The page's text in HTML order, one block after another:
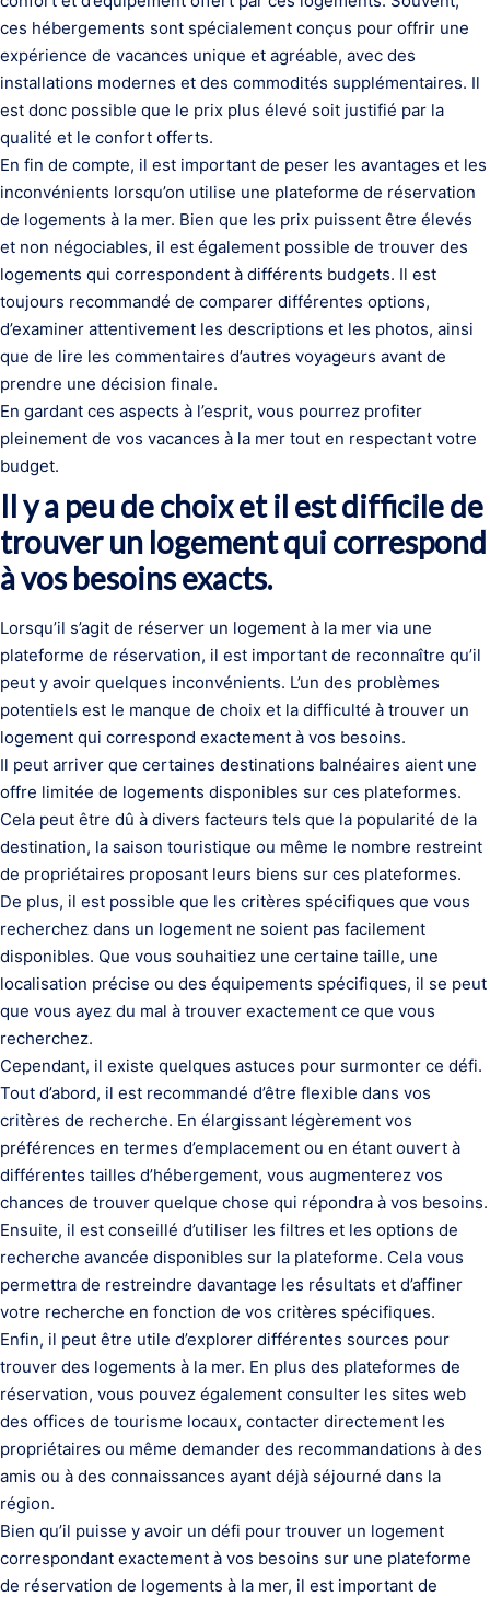
ces hébergements sont spécialement conçus pour offrir une
expérience de vacances unique et agréable, avec des
installations modernes et des commodités supplémentaires. Il
est donc possible que le prix plus élevé soit justifié par la
qualité et le confort offerts.
En fin de compte, il est important de peser les avantages et les
inconvénients lorsqu’on utilise une plateforme de réservation
de logements à la mer. Bien que les prix puissent être élevés
et non négociables, il est également possible de trouver des
logements qui correspondent à différents budgets. Il est
toujours recommandé de comparer différentes options,
d’examiner attentivement les descriptions et les photos, ainsi
que de lire les commentaires d’autres voyageurs avant de
prendre une décision finale.
En gardant ces aspects à l’esprit, vous pourrez profiter
pleinement de vos vacances à la mer tout en respectant votre
budget.
Il y a peu de choix et il est difficile de
trouver un logement qui correspond
à vos besoins exacts.
Lorsqu’il s’agit de réserver un logement à la mer via une
plateforme de réservation, il est important de reconnaître qu’il
peut y avoir quelques inconvénients. L’un des problèmes
potentiels est le manque de choix et la difficulté à trouver un
logement qui correspond exactement à vos besoins.
Il peut arriver que certaines destinations balnéaires aient une
offre limitée de logements disponibles sur ces plateformes.
Cela peut être dû à divers facteurs tels que la popularité de la
destination, la saison touristique ou même le nombre restreint
de propriétaires proposant leurs biens sur ces plateformes.
De plus, il est possible que les critères spécifiques que vous
recherchez dans un logement ne soient pas facilement
disponibles. Que vous souhaitiez une certaine taille, une
localisation précise ou des équipements spécifiques, il se peut
que vous ayez du mal à trouver exactement ce que vous
recherchez.
Cependant, il existe quelques astuces pour surmonter ce défi.
Tout d’abord, il est recommandé d’être flexible dans vos
critères de recherche. En élargissant légèrement vos
préférences en termes d’emplacement ou en étant ouvert à
différentes tailles d’hébergement, vous augmenterez vos
chances de trouver quelque chose qui répondra à vos besoins.
Ensuite, il est conseillé d’utiliser les filtres et les options de
recherche avancée disponibles sur la plateforme. Cela vous
permettra de restreindre davantage les résultats et d’affiner
votre recherche en fonction de vos critères spécifiques.
Enfin, il peut être utile d’explorer différentes sources pour
trouver des logements à la mer. En plus des plateformes de
réservation, vous pouvez également consulter les sites web
des offices de tourisme locaux, contacter directement les
propriétaires ou même demander des recommandations à des
amis ou à des connaissances ayant déjà séjourné dans la
région.
Bien qu’il puisse y avoir un défi pour trouver un logement
correspondant exactement à vos besoins sur une plateforme
de réservation de logements à la mer, il est important de